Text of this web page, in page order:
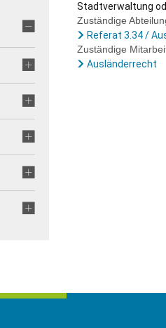
Stadtverwaltung
Zuständige
Referat 3.34 /
Zuständige
Ausländerrecht